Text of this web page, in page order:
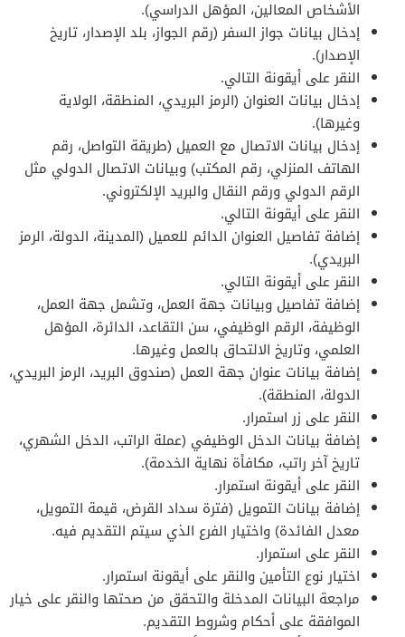
الأشخاص المعالين، المؤهل الدراسي).
إدخال بيانات جواز السفر (رقم الجواز، بلد الإصدار، تاريخ
الإصدار).
النقر على أيقونة التالي.
إدخال بيانات العنوان (الرمز البريدي، المنطقة، الولاية
وغيرها).
إدخال بيانات الاتصال مع العميل (طريقة التواصل، رقم
الهاتف المنزلي، رقم المكتب) وبيانات الاتصال الدولي مثل
الرقم الدولي ورقم النقال والبريد الإلكتروني.
النقر على أيقونة التالي.
إضافة تفاصيل العنوان الدائم للعميل (المدينة، الدولة، الرمز
البريدي).
النقر على أيقونة التالي.
إضافة تفاصيل وبيانات جهة العمل، وتشمل جهة العمل،
الوظيفة، الرقم الوظيفي، سن التقاعد، الدائرة، المؤهل
العلمي، وتاريخ الالتحاق بالعمل وغيرها.
إضافة بيانات عنوان جهة العمل (صندوق البريد، الرمز البريدي،
الدولة، المنطقة).
النقر على زر استمرار.
إضافة بيانات الدخل الوظيفي (عملة الراتب، الدخل الشهري،
تاريخ آخر راتب، مكافأة نهاية الخدمة).
النقر على أيقونة استمرار.
إضافة بيانات التمويل (فترة سداد القرض، قيمة التمويل،
معدل الفائدة) واختيار الفرع الذي سيتم التقديم فيه.
النقر على استمرار.
اختيار نوع التأمين والنقر على أيقونة استمرار.
مراجعة البيانات المدخلة والتحقق من صحتها والنقر على خيار
الموافقة على أحكام وشروط التقديم.